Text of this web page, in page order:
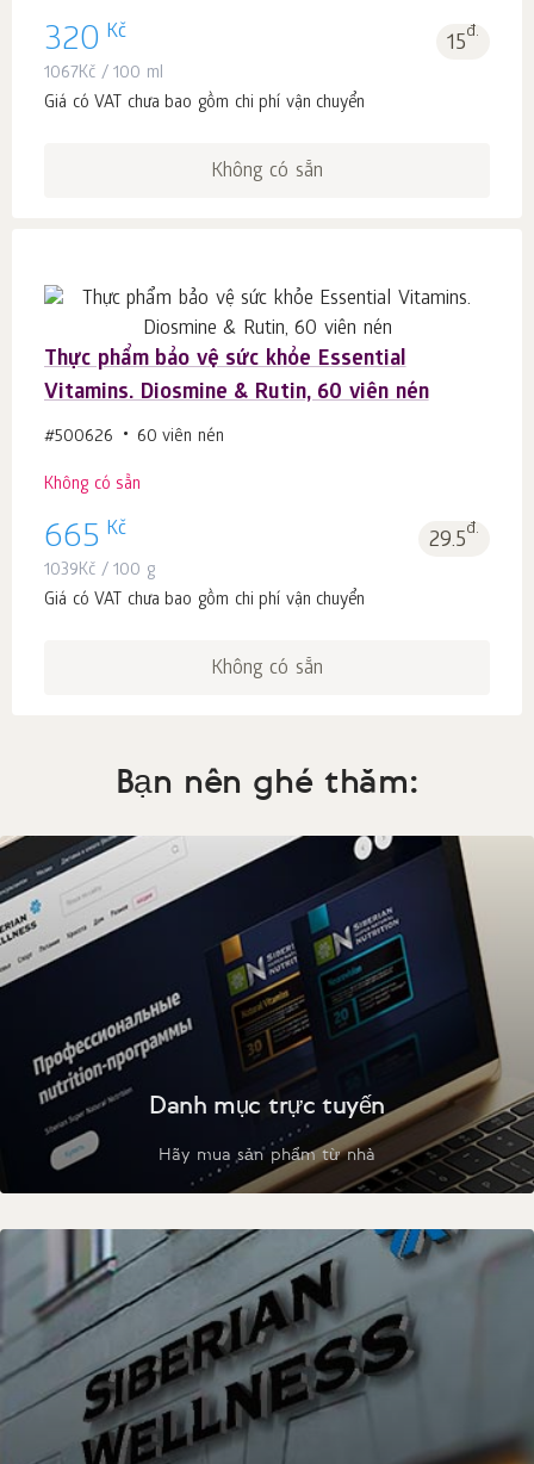
320 Kč 15đ.
1067Kč / 100 ml
Giá có VAT chưa bao gồm chi phí vận chuyển
Không có sẵn
Thực phẩm bảo vệ sức khỏe Essential
Vitamins. Diosmine & Rutin, 60 viên nén
#500626 60 viên nén
Không có sẵn
665 Kč 29.5đ.
1039Kč / 100 g
Giá có VAT chưa bao gồm chi phí vận chuyển
Không có sẵn
Bạn nên ghé thăm:
Danh mục trực tuyến
Hãy mua sản phẩm từ nhà